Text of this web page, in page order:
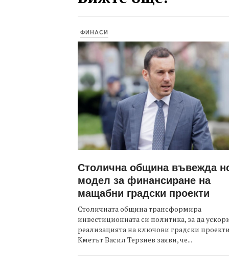
ФИНАСИ
Столична община въвежда
модел за финансиране на
мащабни градски проекти
Столичната община трансформира
инвестиционната си политика, за да
реализацията на ключови градски
Кметът Васил Терзиев заяви, че...